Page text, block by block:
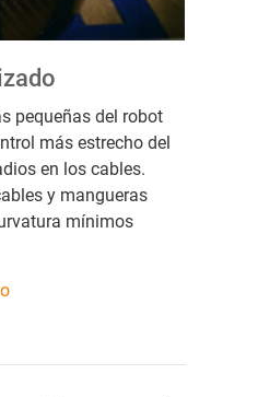
pequeñas del robot
más estrecho del
en los cables.
y mangueras
mínimos